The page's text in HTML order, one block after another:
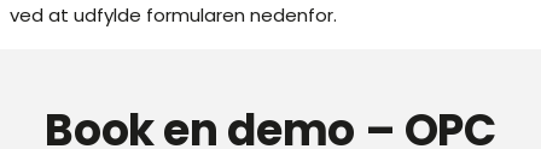
ved at udfylde formularen nedenfor.
Book en demo – OPC